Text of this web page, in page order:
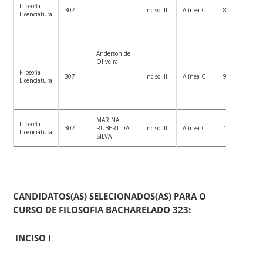
Filosofia
Licenciatura
307 Inciso III Alínea C 8º
Filosofia
Licenciatura
307
Anderson de
Oliveira
Inciso III
Alínea C 9º
Filosofia
Licenciatura
307
MARINA
RUBERT DA
SILVA
Inciso III Alínea C 10º
CANDIDATOS(AS) SELECIONADOS(AS) PARA O
CURSO DE FILOSOFIA BACHARELADO 323:
INCISO I